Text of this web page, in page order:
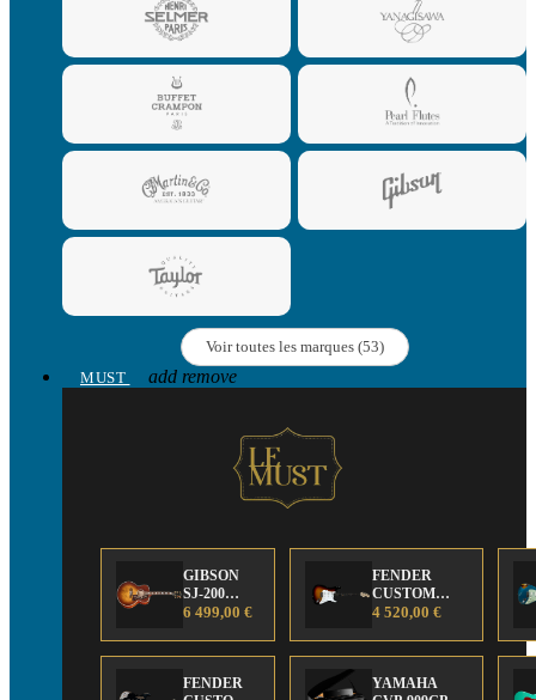
Voir toutes les marques (53)
MUST
add remove
GIBSON
SJ-200
Anniversary
Edition
6 499,00 €
FENDER
CUSTOM
SHOP Strat 63'
4 520,00 €
FENDER
YAMAHA